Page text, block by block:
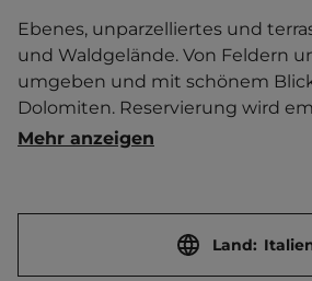
Ebenes, unparzelliertes und
und Waldgelände. Von Feldern
umgeben und mit schönem
Dolomiten. Reservierung wird
Familiäre Atmosphäre. Verbot für
Uhr.
Mehr anzeigen
Land: